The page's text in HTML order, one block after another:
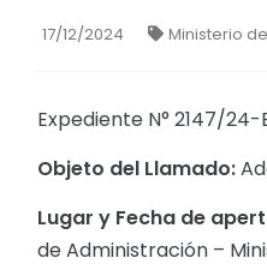
17/12/2024 Ministerio
Expediente N° 2147/24-
Objeto del Llamado:
Lugar y Fecha de
de Administración –